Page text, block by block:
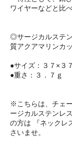
ワイヤーなどと比
◎サージカルステ
質アクアマリンカ
●サイズ：３７×３
●重さ：３．７ｇ
※こちらは、チェ
ージカルステンレ
の方は 『ネックレ
さいませ。